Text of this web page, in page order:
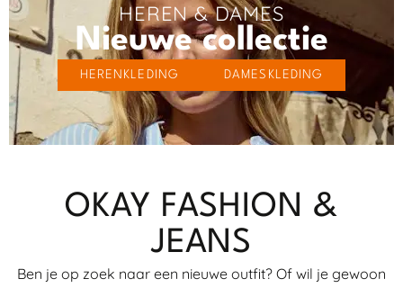
HEREN & DAMES
Nieuwe collectie
HERENKLEDING DAMESKLEDING
OKAY FASHION &
JEANS
Ben je op zoek naar een nieuwe outfit? Of wil je gewoon